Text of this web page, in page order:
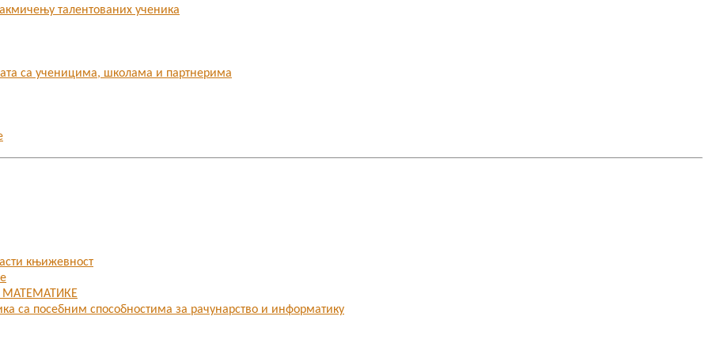
талентованих ученика
са ученицима, школама и партнерима
књижевност
МАТЕМАТИКЕ
са посебним способностима за рачунарство и информатику